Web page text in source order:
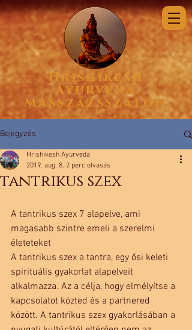
Hrishikesh
Ayurveda
Masszázsszalon
Bejegyzés
tantrikus szex
Hrishikesh Ayurveda
2019. aug. 8. 2 perc olvasás
A tantrikus szex 7 alapelve, ami
magasabb szintre emeli a szerelmi
életeteket
A tantrikus szex a tantra, egy ősi keleti
spirituális gyakorlat alapelveit
alkalmazza. Az a célja, hogy elmélyítse a
kapcsolatot közted és a partnered
között. A tantrikus szex gyakorlásában a